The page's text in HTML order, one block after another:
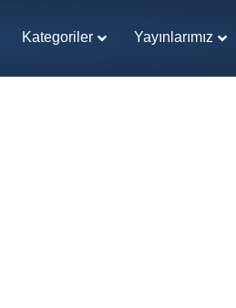
Kategoriler Yayınlarımız